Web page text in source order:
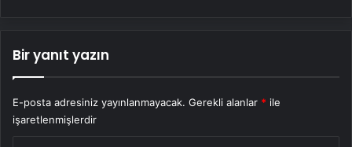
Bir yanıt yazın
E-posta adresiniz yayınlanmayacak. Gerekli alanlar * ile
işaretlenmişlerdir